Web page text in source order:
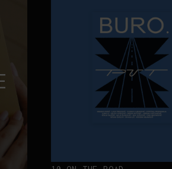
ONAJ JEDAN
STALNO
TORBE